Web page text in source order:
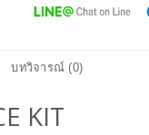
บทวิจารณ์ (0)
KIT